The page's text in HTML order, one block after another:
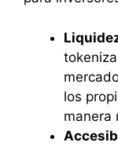
los
manera